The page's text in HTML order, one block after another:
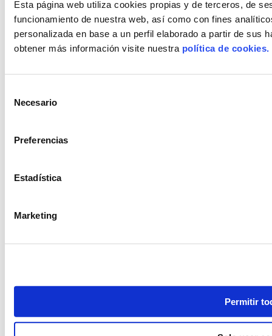
Esta página web utiliza cookies propias y de terceros, de
funcionamiento de nuestra web, así como con fines
personalizada en base a un perfil elaborado a partir de sus
obtener más información visite nuestra política de cookies.
Necesario
Preferencias
Estadística
Marketing
Permitir
© Stoneweg Spain S.L. 2022. Todos los derechos reservados.
Política de Privacidad Política de Cookies Aviso Legal